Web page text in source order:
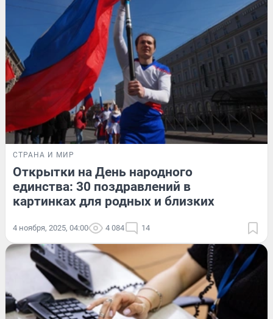
СТРАНА И МИР
Открытки на День народного
единства: 30 поздравлений в
картинках для родных и близких
4 ноября, 2025, 04:00 4 084 14